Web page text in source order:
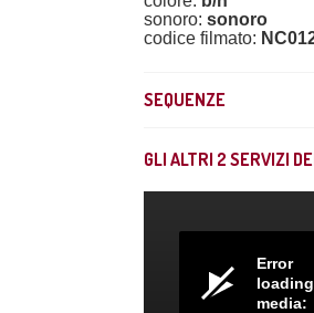
sonoro: sonoro
codice filmato:
SEQUENZE
GLI ALTRI 2 SERVIZI
Error
loading
media: